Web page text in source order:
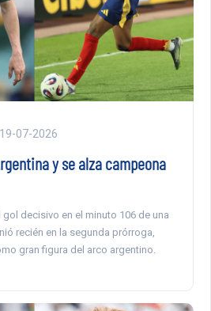
19-07-2026
y se alza campeona
gol decisivo en el minuto 106 de una
recién en la segunda prórroga,
gran figura del arco argentino.